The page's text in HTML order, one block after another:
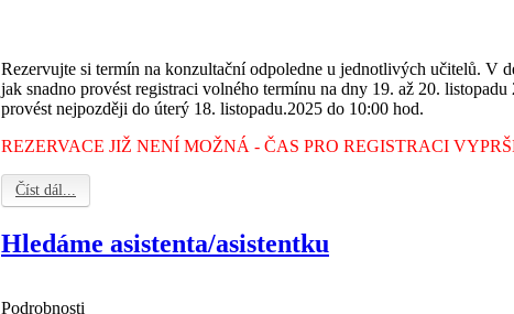
Rezervujte si termín na konzultační odpoledne u jednotlivých učitelů. V
jak snadno provést registraci volného termínu na dny 19. až 20.
provést nejpozději do úterý 18. listopadu.2025 do 10:00 hod.
REZERVACE JIŽ NENÍ MOŽNÁ - ČAS PRO REGISTRACI
Číst dál...
Hledáme asistenta/asistentku
Podrobnosti